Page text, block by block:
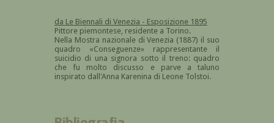
da Le Biennali di Venezia - Esposizione 1895
Pittore piemontese, residente a Torino.
Nella Mostra nazionale di Venezia (1887) il suo
quadro «Conseguenze» rappresentante il
suicidio di una signora sotto il treno: quadro
che fu molto discusso e parve a taluno
inspirato dall'Anna Karenina di Leone Tolstoi.